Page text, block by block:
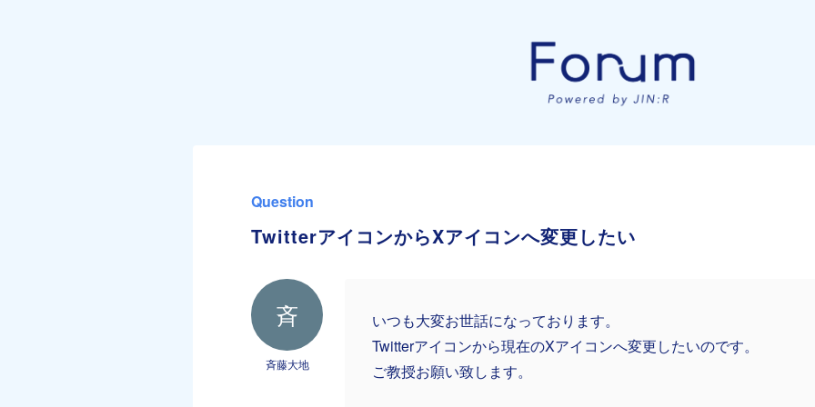
Question
TwitterアイコンからXアイコンへ変更したい
斉
斉藤大地
いつも大変お世話になっております。
Twitterアイコンから現在のXアイコンへ変更したいのです。
ご教授お願い致します。